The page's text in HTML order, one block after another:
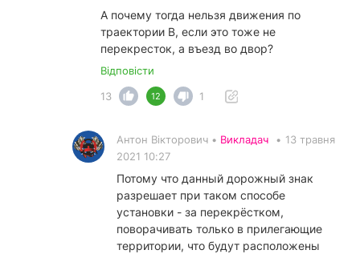
А почему тогда нельзя движения по
траектории В, если это тоже не
перекресток, а въезд во двор?
Відповісти
13
12 1
Антон Вікторович • Викладач • 13 травня
2021 10:27
Потому что данный дорожный знак
разрешает при таком способе
установки - за перекрёстком,
поворачивать только в прилегающие
территории, что будут расположены